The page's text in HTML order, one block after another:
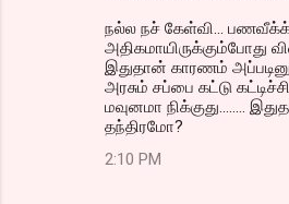
நல்ல நச் கேள்வி...
அதிகமாயிருக்கும்போது
இதுதான் காரணம்
அரசும் சப்பை கட்டு
மவுனமா நிக்குது........
தந்திரமோ?
2:10 PM